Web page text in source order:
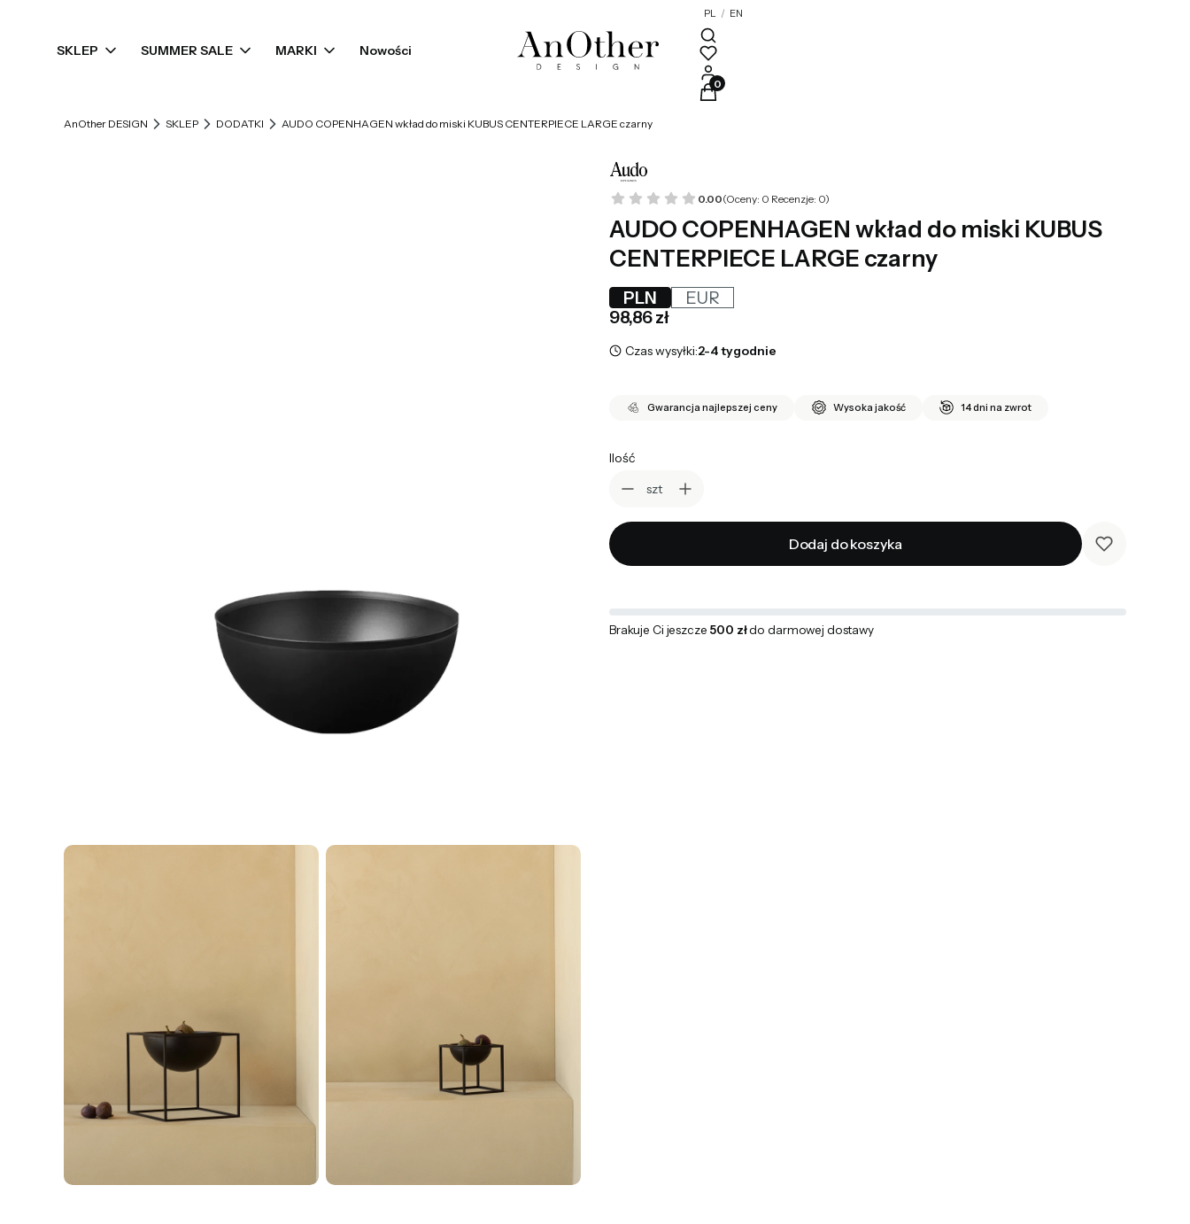
SKLEP SUMMER SALE MARKI Nowości
PL / EN
Produkty w koszyku: 0. Zobacz szczegóły
AnOther DESIGN SKLEP DODATKI AUDO COPENHAGEN wkład do miski KUBUS CENTERPIECE LARGE czarny
0.00(Oceny: 0 Recenzje: 0)
AUDO COPENHAGEN wkład do miski KUBUS
CENTERPIECE LARGE czarny
PLN
EUR
Cena
98,86 zł
Czas wysyłki:2-4 tygodnie
Gwarancja najlepszej ceny Wysoka jakość 14 dni na zwrot
Ilość
szt
Dodaj do koszyka
Brakuje Ci jeszcze 500 złdo darmowej dostawy